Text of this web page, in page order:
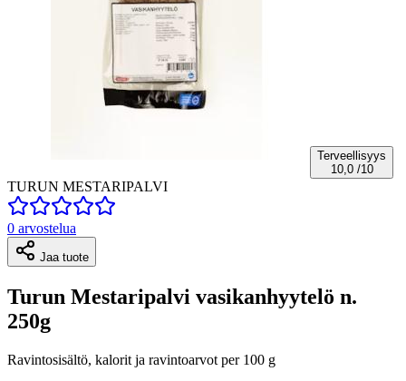
Terveellisyys
10,0 /10
TURUN MESTARIPALVI
0 arvostelua
Jaa tuote
Turun Mestaripalvi vasikanhyytelö n.
250g
Ravintosisältö, kalorit ja ravintoarvot per 100 g